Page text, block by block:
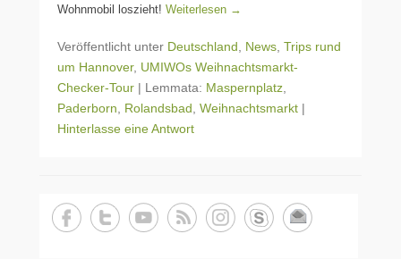
Wohnmobil loszieht! Weiterlesen →
Veröffentlicht unter Deutschland News Trips rund
um Hannover, UMIWOs Weihnachtsmarkt-
Checker-Tour | Lemmata: Maspernplatz
Paderborn
Rolandsbad Weihnachtsmarkt |
Hinterlasse eine Antwort